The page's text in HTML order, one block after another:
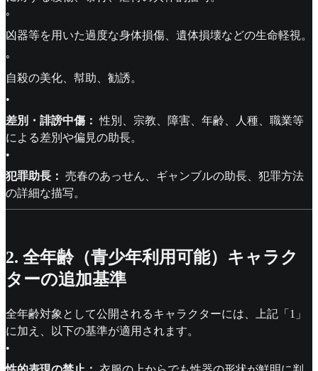
◦
凶器等を用いた過度な身体損傷、遺体損壊などの生命軽視。
◦
自殺の美化、幇助、勧誘。
•
差別・誹謗中傷： 性別、宗教、障害、年齢、人種、職業等
による差別や偏見の助長。
•
犯罪助長： 売春のあっせん、ギャンブルの助長、犯罪方法
の詳細な描写。
2. 全年齢（青少年利用可能）キャラク
ターの追加基準
全年齢対象として公開されるキャラクターには、上記「1」
に加え、以下の基準が適用されます。
•